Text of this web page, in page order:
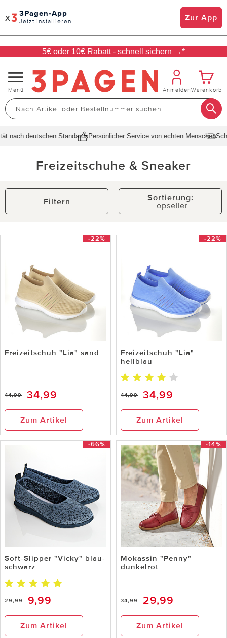
x 3Pagen-App
Jetzt installieren Zur App
5€ oder 10€ Rabatt - schnell sichern →*
Navigation
umschalten
Menü AnmeldenWarenkorb
deutschen StandardsPersönlicher Service von echten MenschenSchnelle
Freizeitschuhe & Sneaker
Filtern
Sortierung:
Topseller
-22%
Freizeitschuh "Lia" sand
44,99 34,99
Zum Artikel
-22%
Freizeitschuh "Lia"
hellblau
44,99 34,99
Zum Artikel
-66%
Soft-Slipper "Vicky" blau-
schwarz
29,99 9,99
Zum Artikel
-14%
Mokassin "Penny"
dunkelrot
34,99 29,99
Zum Artikel